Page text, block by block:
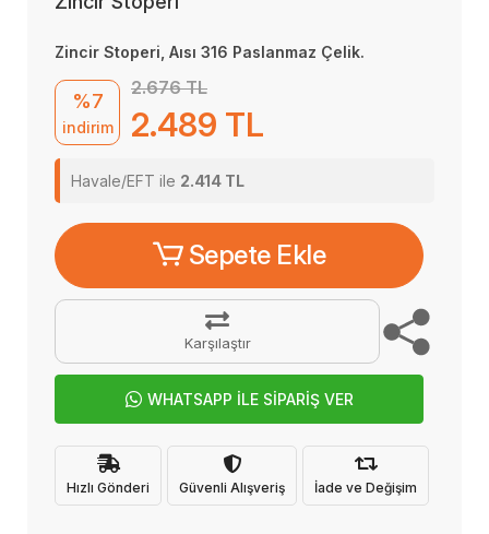
Zincir Stoperi, Aısı 316 Paslanmaz Çelik.
%7
indirim
2.676 TL
2.489 TL
Havale/EFT ile 2.414 TL
Sepete Ekle
Karşılaştır
WHATSAPP İLE SİPARİŞ VER
Hızlı Gönderi Güvenli Alışveriş İade ve Değişim